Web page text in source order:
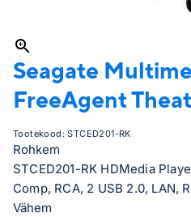
Seagate
FreeAgent
Tootekood:STCED201-RK
Rohkem
STCED201-RK HDMedia
Comp, RCA, 2 USB 2.0, LAN,
Vähem